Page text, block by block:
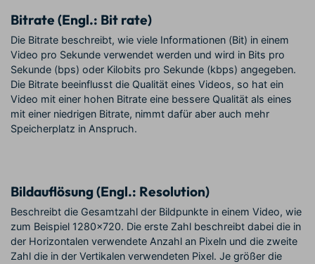
Bitrate (Engl.: Bit rate)
Die Bitrate beschreibt, wie viele Informationen (Bit) in einem
Video pro Sekunde verwendet werden und wird in Bits pro
Sekunde (bps) oder Kilobits pro Sekunde (kbps) angegeben.
Die Bitrate beeinflusst die Qualität eines Videos, so hat ein
Video mit einer hohen Bitrate eine bessere Qualität als eines
mit einer niedrigen Bitrate, nimmt dafür aber auch mehr
Speicherplatz in Anspruch.
Bildauflösung (Engl.: Resolution)
Beschreibt die Gesamtzahl der Bildpunkte in einem Video, wie
zum Beispiel 1280x720. Die erste Zahl beschreibt dabei die in
der Horizontalen verwendete Anzahl an Pixeln und die zweite
Zahl die in der Vertikalen verwendeten Pixel. Je größer die